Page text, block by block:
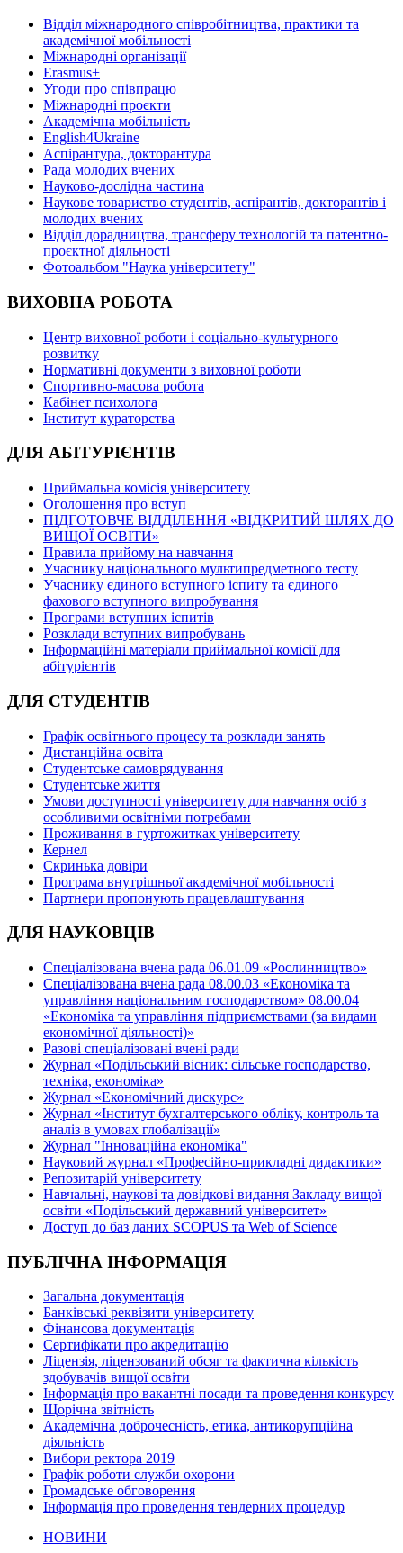
Відділ міжнародного співробітництва, практики та
академічної мобільності
Міжнародні організації
Erasmus+
Угоди про співпрацю
Міжнародні проєкти
Академічна мобільність
English4Ukraine
Аспірантура, докторантура
Рада молодих вчених
Науково-дослідна частина
Наукове товариство студентів, аспірантів, докторантів і
молодих вчених
Відділ дорадництва, трансферу технологій та патентно-
проєктної діяльності
Фотоальбом "Наука університету"
ВИХОВНА РОБОТА
Центр виховної роботи і соціально-культурного
розвитку
Нормативні документи з виховної роботи
Спортивно-масова робота
Кабінет психолога
Інститут кураторства
ДЛЯ АБІТУРІЄНТІВ
Приймальна комісія університету
Оголошення про вступ
ПІДГОТОВЧЕ ВІДДІЛЕННЯ «ВІДКРИТИЙ ШЛЯХ ДО
ВИЩОЇ ОСВІТИ»
Правила прийому на навчання
Учаснику національного мультипредметного тесту
Учаснику єдиного вступного іспиту та єдиного
фахового вступного випробування
Програми вступних іспитів
Розклади вступних випробувань
Інформаційні матеріали приймальної комісії для
абітурієнтів
ДЛЯ СТУДЕНТІВ
Графік освітнього процесу та розклади занять
Дистанційна освіта
Студентське самоврядування
Студентське життя
Умови доступності університету для навчання осіб з
особливими освітніми потребами
Проживання в гуртожитках університету
Кернел
Скринька довіри
Програма внутрішньої академічної мобільності
Партнери пропонують працевлаштування
ДЛЯ НАУКОВЦІВ
Спеціалізована вчена рада 06.01.09 «Рослинництво»
Спеціалізована вчена рада 08.00.03 «Економіка та
управління національним господарством» 08.00.04
«Економіка та управління підприємствами (за видами
економічної діяльності)»
Разові спеціалізовані вчені ради
Журнал «Подільський вісник: сільське господарство,
техніка, економіка»
Журнал «Економічний дискурс»
Журнал «Інститут бухгалтерського обліку, контроль та
аналіз в умовах глобалізації»
Журнал "Інноваційна економіка"
Науковий журнал «Професійно-прикладні дидактики»
Репозитарій університету
Навчальні, наукові та довідкові видання Закладу вищої
освіти «Подільський державний університет»
Доступ до баз даних SCOPUS та Web of Science
ПУБЛІЧНА ІНФОРМАЦІЯ
Загальна документація
Банківські реквізити університету
Фінансова документація
Сертифікати про акредитацію
Ліцензія, ліцензований обсяг та фактична кількість
здобувачів вищої освіти
Інформація про вакантні посади та проведення конкурсу
Щорічна звітність
Академічна доброчесність, етика, антикорупційна
діяльність
Вибори ректора 2019
Графік роботи служби охорони
Громадське обговорення
Інформація про проведення тендерних процедур
НОВИНИ